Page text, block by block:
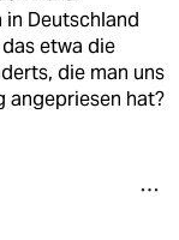
in Deutschland
etwa die
die man uns
angepriesen hat?